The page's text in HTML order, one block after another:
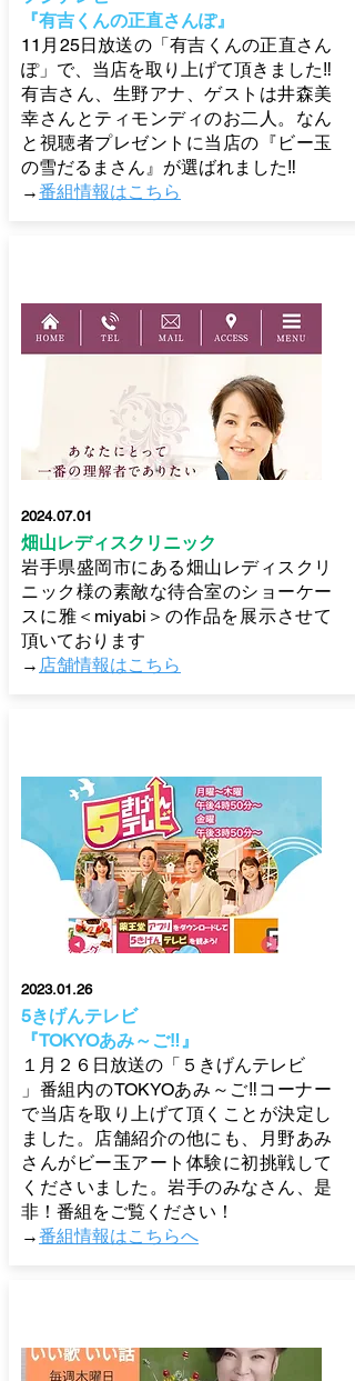
『有吉くんの正直さんぽ』
11月25日放送の「有吉くんの正直さん
ぽ」で、当店を取り上げて頂きました‼
有吉さん、生野アナ、ゲストは井森美
幸さんとティモンディのお二人。なん
と視聴者プレゼントに当店の『ビー玉
の雪だるまさん』が選ばれました‼
→番組情報はこちら
2024.07.01
畑山レディスクリニック
岩手県盛岡市にある畑山レディスクリ
ニック様の素敵な待合室のショーケー
スに雅＜miyabi＞の作品を展示させて
頂いております
→ 店舗情報はこちら
2023.01.26
5きげんテレビ
『TOKYOあみ～ご‼』
１月２６日放送の「５きげんテレビ
」番組内のTOKYOあみ～ご‼コーナー
で当店を取り上げて頂くことが決定し
ました。店舗紹介の他にも、月野あみ
さんがビー玉アート体験に初挑戦して
くださいました。岩手のみなさん、是
非！番組をご覧ください！
→番組情報はこちらへ